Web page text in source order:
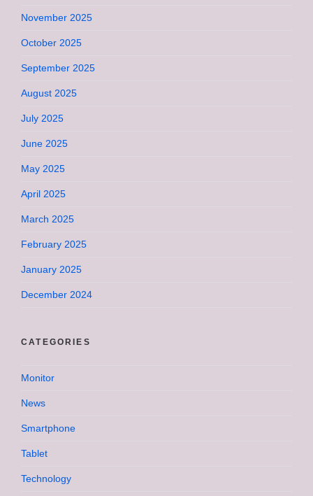
November 2025
October 2025
September 2025
August 2025
July 2025
June 2025
May 2025
April 2025
March 2025
February 2025
January 2025
December 2024
CATEGORIES
Monitor
News
Smartphone
Tablet
Technology